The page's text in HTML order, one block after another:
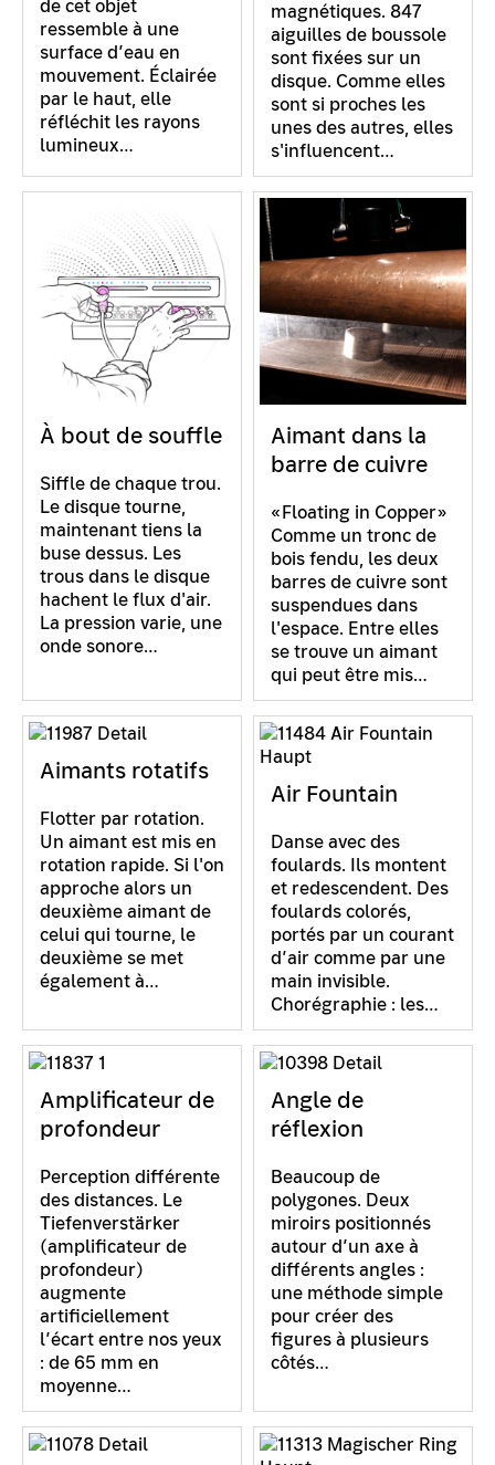
de cet objet
ressemble à une
surface d’eau en
mouvement. Éclairée
par le haut, elle
réfléchit les rayons
lumineux…
magnétiques. 847
aiguilles de boussole
sont fixées sur un
disque. Comme elles
sont si proches les
unes des autres, elles
s'influencent…
À bout de souffle
Siffle de chaque trou.
Le disque tourne,
maintenant tiens la
buse dessus. Les
trous dans le disque
hachent le flux d'air.
La pression varie, une
onde sonore…
Aimant dans la
barre de cuivre
«Floating in Copper»
Comme un tronc de
bois fendu, les deux
barres de cuivre sont
suspendues dans
l'espace. Entre elles
se trouve un aimant
qui peut être mis…
Aimants rotatifs
Flotter par rotation.
Un aimant est mis en
rotation rapide. Si l'on
approche alors un
deuxième aimant de
celui qui tourne, le
deuxième se met
également à…
Air Fountain
Danse avec des
foulards. Ils montent
et redescendent. Des
foulards colorés,
portés par un courant
d’air comme par une
main invisible.
Chorégraphie : les…
Amplificateur de
profondeur
Perception différente
des distances. Le
Tiefenverstärker
(amplificateur de
profondeur)
augmente
artificiellement
l’écart entre nos yeux
: de 65 mm en
moyenne…
Angle de
réflexion
Beaucoup de
polygones. Deux
miroirs positionnés
autour d’un axe à
différents angles :
une méthode simple
pour créer des
figures à plusieurs
côtés…